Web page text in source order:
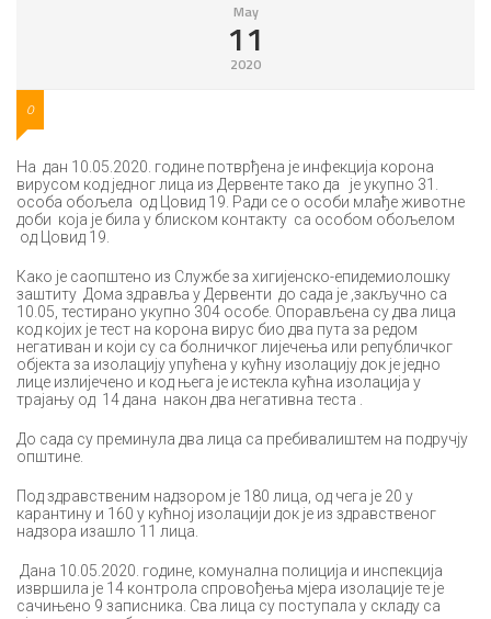
May
11
2020
0
На дан 10.05.2020. године потврђена је инфекција корона
вирусом код једног лица из Дервенте тако да је укупно 31.
особа обољела од Цовид 19. Ради се о особи млађе животне
доби која је била у блиском контакту са особом обољелом
од Цовид 19.
Како је саопштено из Службе за хигијенско-епидемиолошку
заштиту Дома здравља у Дервенти до сада је ,закључно са
10.05, тестирано укупно 304 особе. Опорављена су два лица
код којих је тест на корона вирус био два пута за редом
негативан и који су са болничког лијечења или републичког
објекта за изолацију упућена у кућну изолацију док је једно
лице излијечено и код њега је истекла кућна изолација у
трајању од 14 дана након два негативна теста .
До сада су преминула два лица са пребивалиштем на подручју
општине.
Под здравственим надзором је 180 лица, од чега је 20 у
карантину и 160 у кућној изолацији док је из здравственог
надзора изашло 11 лица.
Дана 10.05.2020. године, комунална полиција и инспекција
извршила je 14 контрола спровођења мјера изолације те је
сачињено 9 записника. Сва лица су поступала у складу са